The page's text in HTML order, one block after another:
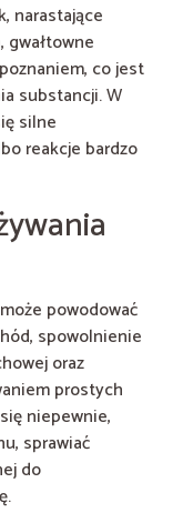
narastające
gwałtowne
co jest
substancji. W
silne
reakcje bardzo
powodować
spowolnienie
oraz
prostych
niepewnie,
sprawiać
do